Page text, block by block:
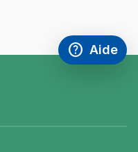
help
Accéder à
Aide
,Ce lien